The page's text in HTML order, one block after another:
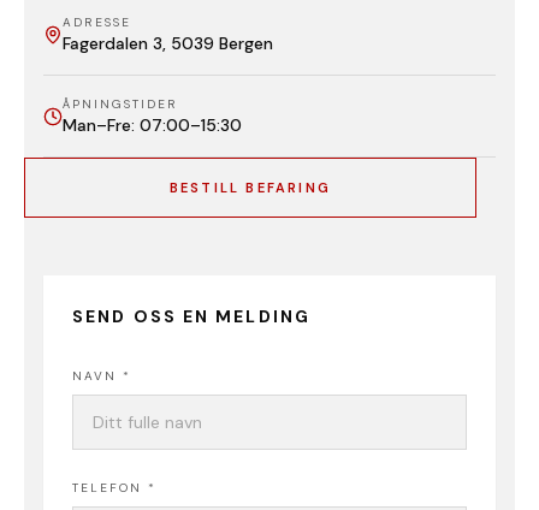
ADRESSE
Fagerdalen 3, 5039 Bergen
ÅPNINGSTIDER
Man–Fre: 07:00–15:30
BESTILL BEFARING
SEND OSS EN MELDING
NAVN *
TELEFON *